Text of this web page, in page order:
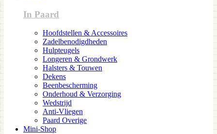
In Paard
Hoofdstellen & Accessoires
Zadelbenodigdheden
Hulpteugels
Longeren & Grondwerk
Halsters & Touwen
Dekens
Beenbescherming
Onderhoud & Verzorging
Wedstrijd
Anti-Vliegen
Paard Overige
Mini-Shop